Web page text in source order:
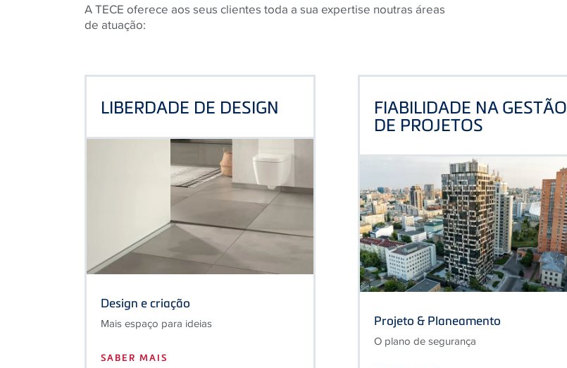
A TECE oferece aos seus clientes toda a sua expertise noutras áreas
de atuação:
LIBERDADE DE DESIGN
Design e criação
Mais espaço para ideias
SABER MAIS
FIABILIDADE NA GESTÃO
DE PROJETOS
Projeto & Planeamento
O plano de segurança